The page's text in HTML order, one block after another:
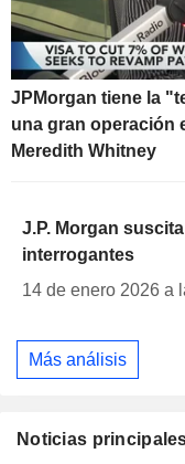
JPMorgan tiene la
una gran operación
Meredith Whitney
J.P. Morgan
interrogantes
14 de enero 2026 a
Más análisis
Noticias